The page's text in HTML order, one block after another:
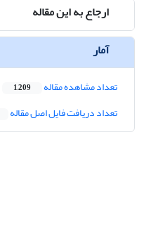
ارجاع به این مقاله
آمار
تعداد مشاهده مقاله 1,209
تعداد دریافت فایل اصل مقاله